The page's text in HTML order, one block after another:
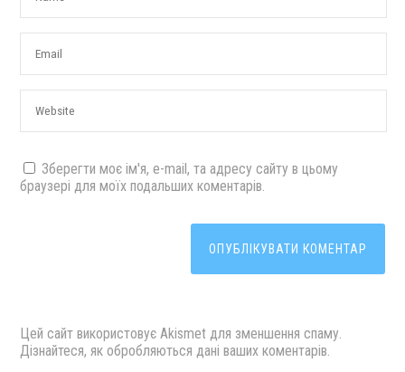
Зберегти моє ім'я, e-mail, та адресу сайту в цьому
браузері для моїх подальших коментарів.
Цей сайт використовує Akismet для зменшення спаму.
Дізнайтеся, як обробляються дані ваших коментарів.